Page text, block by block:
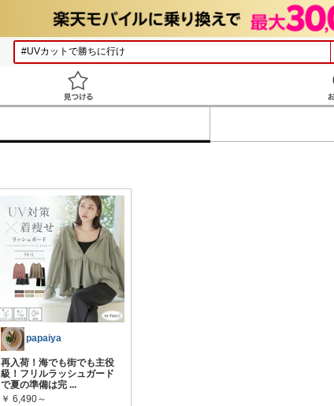
papaiya
再入荷！海でも街でも主役
級！フリルラッシュガード
で夏の準備は完 ...
￥ 6,490～